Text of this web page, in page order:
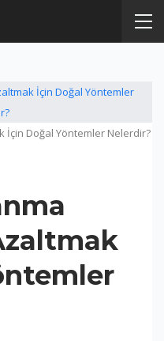
İçin Doğal Yöntemler Nelerdir?